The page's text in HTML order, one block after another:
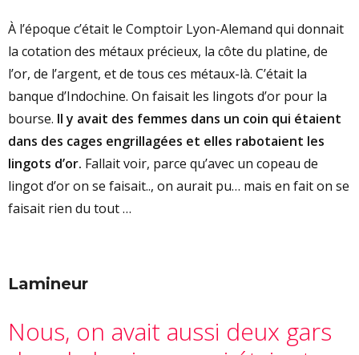
À l’époque c’était le Comptoir Lyon-Alemand qui donnait
la cotation des métaux précieux, la côte du platine, de
l’or, de l’argent, et de tous ces métaux-là. C’était la
banque d’Indochine. On faisait les lingots d’or pour la
bourse. Il y avait des femmes dans un coin qui étaient
dans des cages engrillagées et elles rabotaient les
lingots d’or. Fallait voir, parce qu’avec un copeau de
lingot d’or on se faisait.., on aurait pu… mais en fait on se
faisait rien du tout …
Lamineur
Nous, on avait aussi deux gars